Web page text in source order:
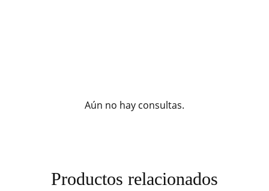
Aún no hay consultas.
Productos relacionados